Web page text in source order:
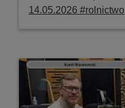
14.05.2026 #rolnictwo